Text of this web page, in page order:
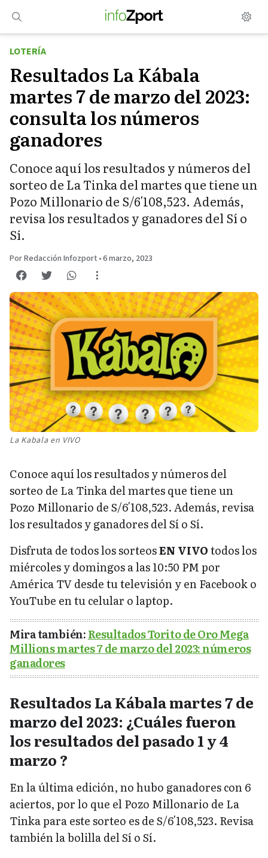
contenido
LOTERÍA
Resultados La Kábala
martes 7 de marzo del 2023:
consulta los números
ganadores
Conoce aquí los resultados y números del
sorteo de La Tinka del martes que tiene un
Pozo Millonario de S/6′108,523. Además,
revisa los resultados y ganadores del Sí o
Sí.
Por Redacción Infozport •6 marzo, 2023
La Kabala en VIVO
Conoce aquí los resultados y números del
sorteo de La Tinka del martes que tiene un
Pozo Millonario de S/6′108,523. Además, revisa
los resultados y ganadores del Sí o Sí.
Disfruta de todos los sorteosEN VIVOtodos los
miércoles y domingos a las 10:50 PM por
América TV desde tu televisión y en Facebook o
YouTube en tu celular o laptop.
Mira también:Resultados Torito de Oro Mega
Millions martes 7 de marzo del 2023: números
ganadores
Resultados La Kábala martes 7 de
marzo del 2023: ¿Cuáles fueron
los resultados del pasado 1 y 4
marzo ?
En la última edición, no hubo ganadores con 6
aciertos, por lo que el Pozo Millonario de La
Tinka para este sorteo es de S/6′108,523. Revisa
también la bolilla del Sí o Sí.